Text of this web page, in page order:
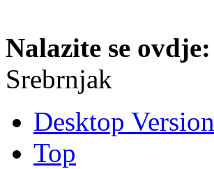
Nalazite se ovdje:
Srebrnjak
Desktop Version
Top